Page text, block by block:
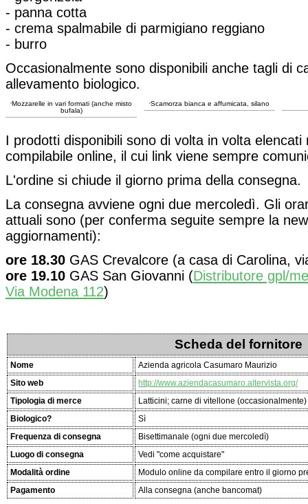
- panna cotta
- crema spalmabile di parmigiano reggiano
- burro
Occasionalmente sono disponibili anche tagli di
allevamento biologico.
Mozzarelle in vari formati (anche misto
bufala)
Scamorza bianca e affumicata, silano
I prodotti disponibili sono di volta in volta elencati
compilabile online, il cui link viene sempre
L'ordine si chiude il giorno prima della consegna.
La consegna avviene ogni due mercoledì. Gli
attuali sono (per conferma seguite sempre la
aggiornamenti):
ore 18.30 GAS Crevalcore (a casa di Carolina,
ore 19.10 GAS San Giovanni (Distributore gpl/
Via Modena 112)
Scheda del fornitore
Nome
Azienda agricola Casumaro Maurizio
Sito web
http://www.aziendacasumaro.altervista.org/
Tipologia di merce
Latticini; carne di vitellone (occasionalmente)
Biologico?
Sì
Frequenza di consegna
Bisettimanale (ogni due mercoledì)
Luogo di consegna
Vedi "come acquistare"
Modalità ordine
Modulo online da compilare entro il giorno
Pagamento
Alla consegna (anche bancomat)